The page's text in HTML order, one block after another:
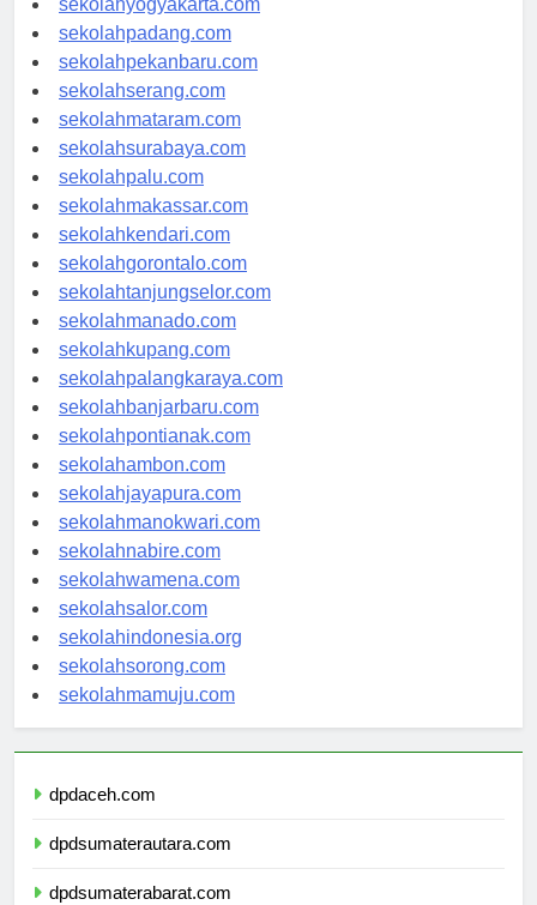
sekolahyogyakarta.com
sekolahpadang.com
sekolahpekanbaru.com
sekolahserang.com
sekolahmataram.com
sekolahsurabaya.com
sekolahpalu.com
sekolahmakassar.com
sekolahkendari.com
sekolahgorontalo.com
sekolahtanjungselor.com
sekolahmanado.com
sekolahkupang.com
sekolahpalangkaraya.com
sekolahbanjarbaru.com
sekolahpontianak.com
sekolahambon.com
sekolahjayapura.com
sekolahmanokwari.com
sekolahnabire.com
sekolahwamena.com
sekolahsalor.com
sekolahindonesia.org
sekolahsorong.com